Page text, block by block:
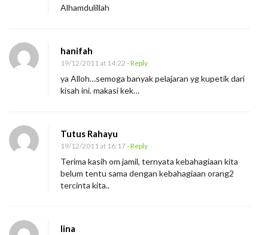
Alhamdulillah
hanifah
19/12/2011 at 14:22 - Reply
ya Alloh…semoga banyak pelajaran yg kupetik dari
kisah ini. makasi kek…
Tutus Rahayu
19/12/2011 at 16:17- Reply
Terima kasih om jamil, ternyata kebahagiaan kita
belum tentu sama dengan kebahagiaan orang2
tercinta kita..
lina